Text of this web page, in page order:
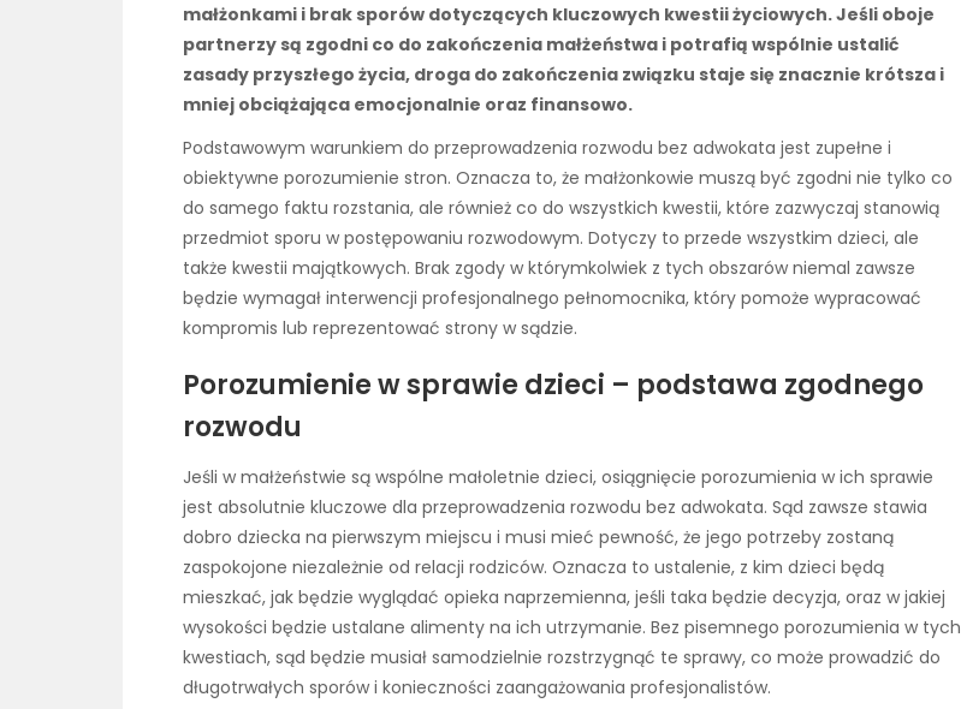
małżonkami i brak sporów dotyczących kluczowych kwestii życiowych. Jeśli oboje
partnerzy są zgodni co do zakończenia małżeństwa i potrafią wspólnie ustalić
zasady przyszłego życia, droga do zakończenia związku staje się znacznie krótsza i
mniej obciążająca emocjonalnie oraz finansowo.
Podstawowym warunkiem do przeprowadzenia rozwodu bez adwokata jest zupełne i
obiektywne porozumienie stron. Oznacza to, że małżonkowie muszą być zgodni nie tylko co
do samego faktu rozstania, ale również co do wszystkich kwestii, które zazwyczaj stanowią
przedmiot sporu w postępowaniu rozwodowym. Dotyczy to przede wszystkim dzieci, ale
także kwestii majątkowych. Brak zgody w którymkolwiek z tych obszarów niemal zawsze
będzie wymagał interwencji profesjonalnego pełnomocnika, który pomoże wypracować
kompromis lub reprezentować strony w sądzie.
Porozumienie w sprawie dzieci – podstawa zgodnego
rozwodu
Jeśli w małżeństwie są wspólne małoletnie dzieci, osiągnięcie porozumienia w ich sprawie
jest absolutnie kluczowe dla przeprowadzenia rozwodu bez adwokata. Sąd zawsze stawia
dobro dziecka na pierwszym miejscu i musi mieć pewność, że jego potrzeby zostaną
zaspokojone niezależnie od relacji rodziców. Oznacza to ustalenie, z kim dzieci będą
mieszkać, jak będzie wyglądać opieka naprzemienna, jeśli taka będzie decyzja, oraz w jakiej
wysokości będzie ustalane alimenty na ich utrzymanie. Bez pisemnego porozumienia w tych
kwestiach, sąd będzie musiał samodzielnie rozstrzygnąć te sprawy, co może prowadzić do
długotrwałych sporów i konieczności zaangażowania profesjonalistów.